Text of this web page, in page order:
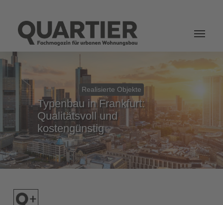
Realisierte Objekte
Typenbau in Frankfurt:
Qualitätsvoll und
kostengünstig